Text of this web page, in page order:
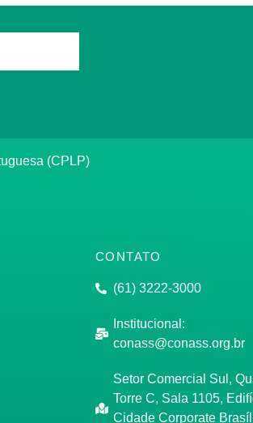
(CPLP)
CONTATO
(61) 3222-3000
Institucional:
conass@conass.org.br
Setor Comercial Sul,
Torre C, Sala 1105,
Cidade Corporate